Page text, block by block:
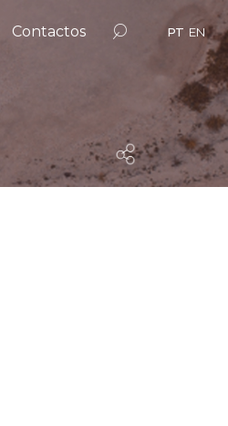
Contactos PT EN